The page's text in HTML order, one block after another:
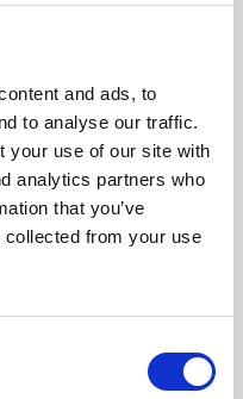
and ads, to
to analyse our traffic.
your use of our site with
analytics partners who
that you’ve
collected from your use
są
w
ESD,
uszkodzeń